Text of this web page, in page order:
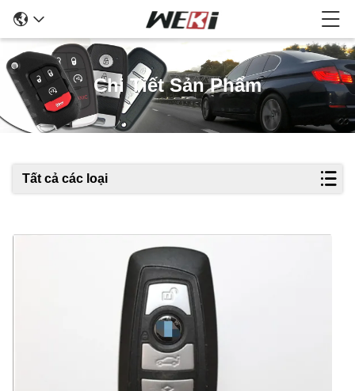
Chi Tiết Sản Phẩm
Tất cả các loại